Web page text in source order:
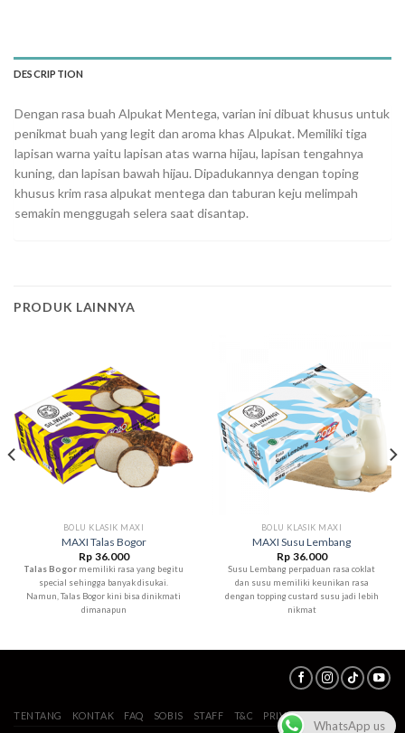
DESCRIPTION
Dengan rasa buah Alpukat Mentega, varian ini dibuat khusus untuk
penikmat buah yang legit dan aroma khas Alpukat. Memiliki tiga
lapisan warna yaitu lapisan atas warna hijau, lapisan tengahnya
kuning, dan lapisan bawah hijau. Dipadukannya dengan toping
khusus krim rasa alpukat mentega dan taburan keju melimpah
semakin menggugah selera saat disantap.
PRODUK LAINNYA
BOLU KLASIK MAXI
MAXI Talas Bogor
Rp 36.000
Talas Bogor memiliki rasa yang begitu
special sehingga banyak disukai.
Namun, Talas Bogor kini bisa dinikmati
dimanapun
BOLU KLASIK MAXI
MAXI Susu Lembang
Rp 36.000
Susu Lembang perpaduan rasa coklat
dan susu memiliki keunikan rasa
dengan topping custard susu jadi lebih
nikmat
TENTANG KONTAK FAQ SOBIS STAFF T&C PRIVACY POLICY
WhatsApp us